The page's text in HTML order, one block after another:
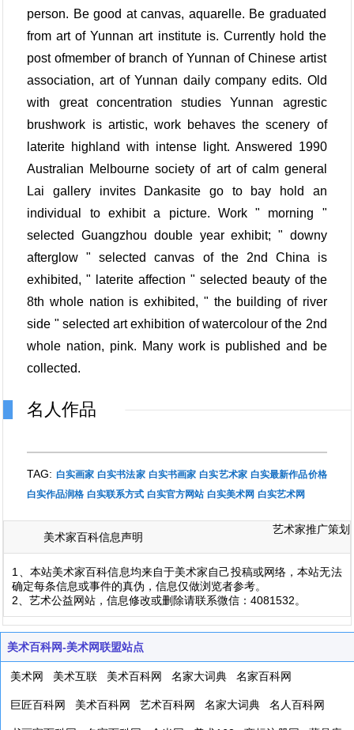
person. Be good at canvas, aquarelle. Be graduated
from art of Yunnan art institute is. Currently hold the
post ofmember of branch of Yunnan of Chinese artist
association, art of Yunnan daily company edits. Old
with great concentration studies Yunnan agrestic
brushwork is artistic, work behaves the scenery of
laterite highland with intense light. Answered 1990
Australian Melbourne society of art of calm general
Lai gallery invites Dankasite go to bay hold an
individual to exhibit a picture. Work " morning "
selected Guangzhou double year exhibit; " downy
afterglow " selected canvas of the 2nd China is
exhibited, " laterite affection " selected beauty of the
8th whole nation is exhibited, " the building of river
side " selected art exhibition of watercolour of the 2nd
whole nation, pink. Many work is published and be
collected.
名人作品
TAG: 白实画家 白实书法家 白实书画家 白实艺术家 白实最新作品价格
白实作品润格 白实联系方式 白实官方网站 白实美术网 白实艺术网
美术家百科信息声明
艺术家推广策划
1、本站美术家百科信息均来自于美术家自己投稿或网络，本站无法
确定每条信息或事件的真伪，信息仅做浏览者参考。
2、艺术公益网站，信息修改或删除请联系微信：4081532。
美术百科网-美术网联盟站点
美术网 美术互联 美术百科网 名家大词典 名家百科网
巨匠百科网 美术百科网 艺术百科网 名家大词典 名人百科网